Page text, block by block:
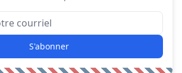
S'abonner